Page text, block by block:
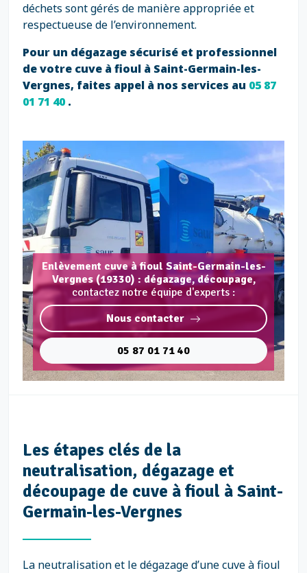
déchets sont gérés de manière appropriée et
respectueuse de l’environnement.
Pour un dégazage sécurisé et professionnel
de votre cuve à fioul à Saint-Germain-les-
Vergnes, faites appel à nos services au 05 87
01 71 40.
Enlèvement cuve à fioul Saint-Germain-les-
Vergnes (19330) : dégazage, découpage,
contactez notre équipe d'experts :
Nous contacter
05 87 01 71 40
Les étapes clés de la
neutralisation, dégazage et
découpage de cuve à fioul à Saint-
Germain-les-Vergnes
La neutralisation et le dégazage d’une cuve à fioul